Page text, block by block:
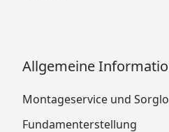
Allgemeine
Montageservice und
Fundamenterstellung